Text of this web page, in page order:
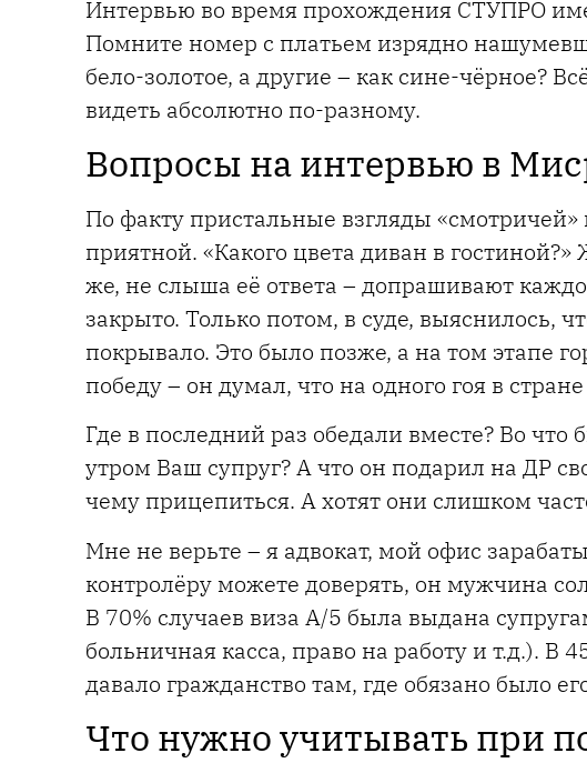
Интервью во время прохождения СТУПРО
Помните номер с платьем изрядно
бело-золотое, а другие – как сине-чёрное?
видеть абсолютно по-разному.
Вопросы на интервью в
По факту пристальные взгляды
приятной. «Какого цвета диван в
же, не слыша её ответа – допрашивают
закрыто. Только потом, в суде, выяснилось,
покрывало. Это было позже, а на том этапе
победу – он думал, что на одного гоя в
Где в последний раз обедали вместе? Во
утром Ваш супруг? А что он подарил на ДР
чему прицепиться. А хотят они слишком
Мне не верьте – я адвокат, мой офис
контролёру можете доверять, он мужчина
В 70% случаев виза А/5 была выдана
больничная касса, право на работу и т.д.).
давало гражданство там, где обязано было
Что нужно учитывать при